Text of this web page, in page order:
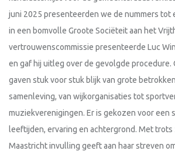
juni 2025 presenteerden we de nummers tot
in een bomvolle Groote Sociëteit aan het
vertrouwenscommissie presenteerde Luc
en gaf hij uitleg over de gevolgde procedure.
gaven stuk voor stuk blijk van grote
samenleving, van wijkorganisaties tot
muziekverenigingen. Er is gekozen voor een
leeftijden, ervaring en achtergrond. Met trots
Maastricht invulling geeft aan haar streven